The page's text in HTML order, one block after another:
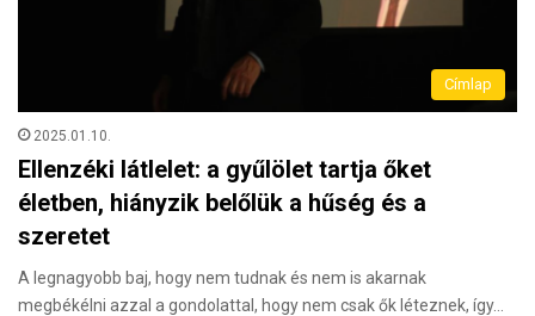
Címlap
2025.01.10.
Ellenzéki látlelet: a gyűlölet tartja őket
életben, hiányzik belőlük a hűség és a
szeretet
A legnagyobb baj, hogy nem tudnak és nem is akarnak
megbékélni azzal a gondolattal, hogy nem csak ők léteznek, így…